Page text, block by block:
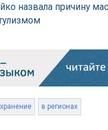
назвала причину
в регионах